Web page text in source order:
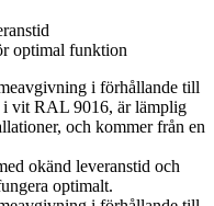
optimal funktion
i förhållande till
i vit RAL 9016, är lämplig
och kommer från en
okänd leveranstid och
optimalt.